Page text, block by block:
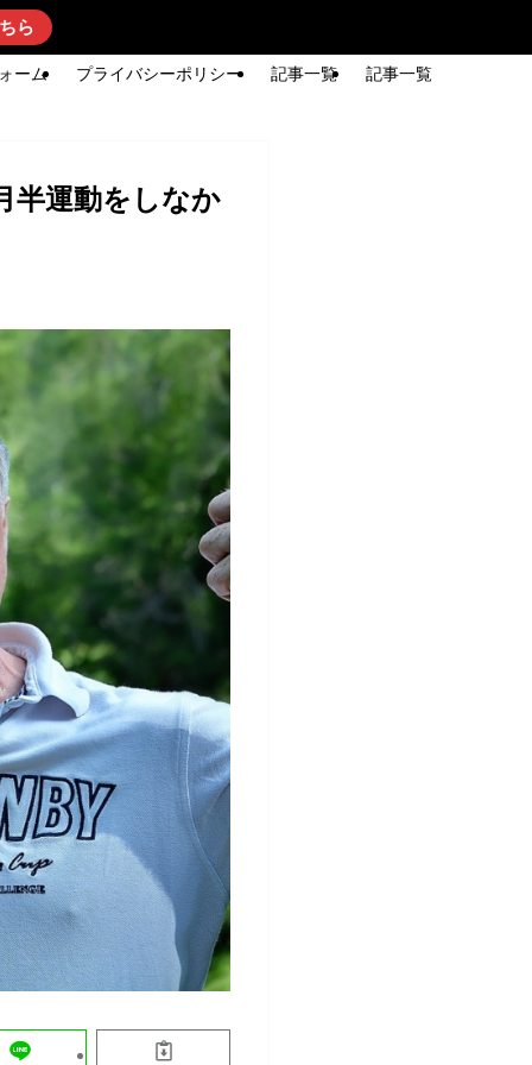
ら
ーム プライバシーポリシー 記事一覧 記事一覧
半運動をしなか